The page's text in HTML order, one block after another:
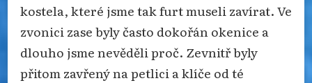
kostela, které jsme tak furt museli zavírat. Ve
zvonici zase byly často dokořán okenice a
dlouho jsme nevěděli proč. Zevnitř byly
přitom zavřený na petlici a klíče od té